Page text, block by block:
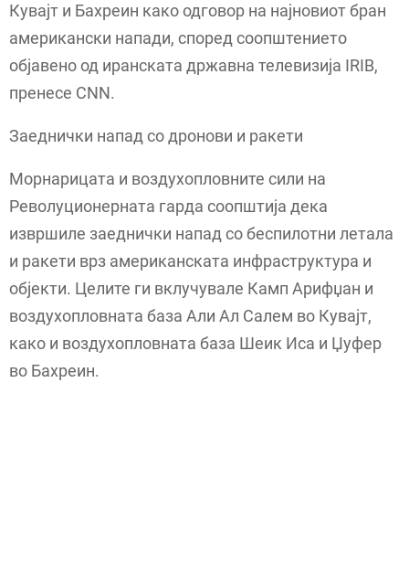
Кувајт и Бахреин како одговор на најновиот бран
американски напади, според соопштението
објавено од иранската државна телевизија IRIB,
пренесе CNN.
Заеднички напад со дронови и ракети
Морнарицата и воздухопловните сили на
Револуционерната гарда соопштија дека
извршиле заеднички напад со беспилотни летала
и ракети врз американската инфраструктура и
објекти. Целите ги вклучувале Камп Арифџан и
воздухопловната база Али Ал Салем во Кувајт,
како и воздухопловната база Шеик Иса и Џуфер
во Бахреин.